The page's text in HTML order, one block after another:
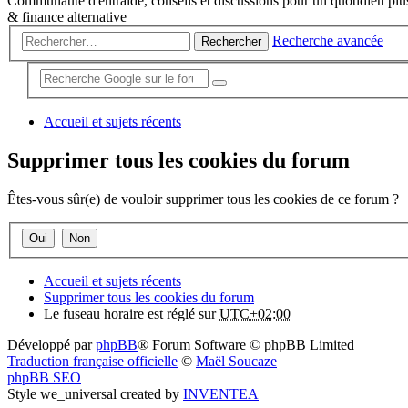
& finance alternative
Rechercher Recherche avancée
Accueil et sujets récents
Supprimer tous les cookies du forum
Êtes-vous sûr(e) de vouloir supprimer tous les cookies de ce forum ?
Accueil et sujets récents
Supprimer tous les cookies du forum
Le fuseau horaire est réglé surUTC+02:00
Développé parphpBB® Forum Software © phpBB Limited
Traduction française officielle © Maël Soucaze
phpBB SEO
Style we_universal created by INVENTEA